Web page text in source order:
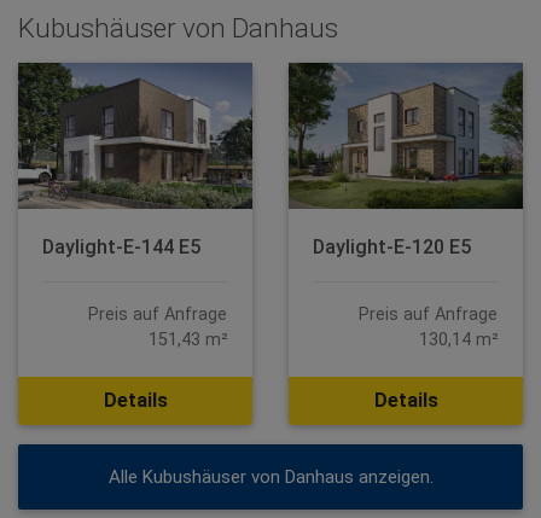
Kubushäuser von Danhaus
Daylight-E-144 E5
Preis auf Anfrage
151,43 m²
Details
Daylight-E-120 E5
Preis auf Anfrage
130,14 m²
Details
Alle Kubushäuser von Danhaus anzeigen.